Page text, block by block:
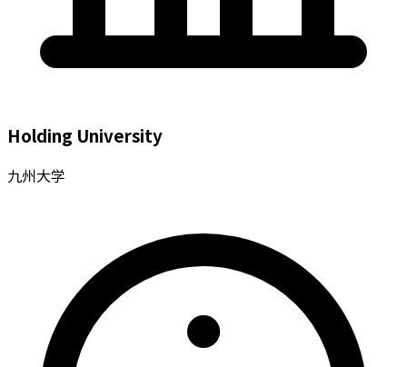
Holding University
九州大学